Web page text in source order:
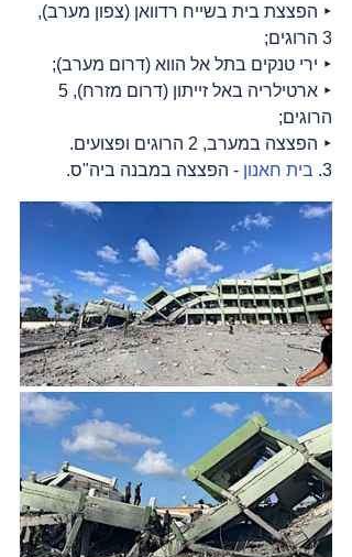
‣ הפצצת בית בשייח רדוואן (צפון מערב),
3 הרוגים;
‣ ירי טנקים בתל אל הווא (דרום מערב);
הרוגים;
‣ הפצצה במערב, 2 הרוגים ופצועים.
3. בית חאנון - הפצצה במבנה ביה"ס.